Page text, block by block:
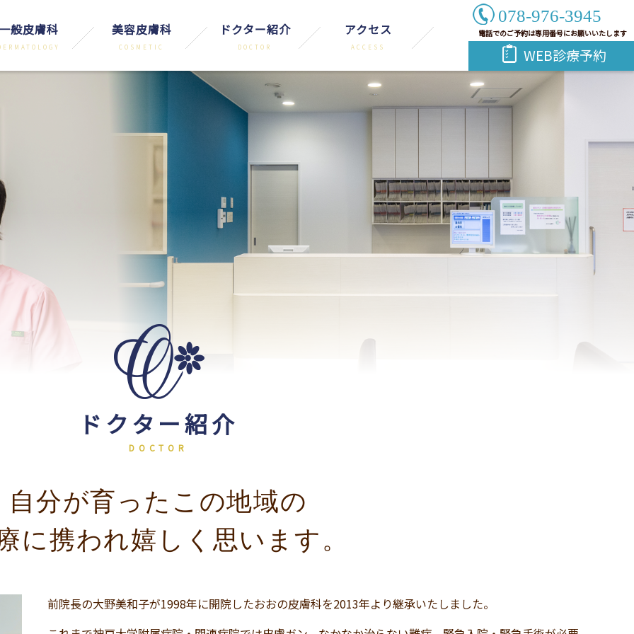
般皮膚科 美容皮膚科 ドクター紹介 アクセス
078-976-3945
電話でのご予約は専用番号にお願いいたします
WEB診療予約
ドクター紹介
自分が育ったこの地域の
に携われ嬉しく思います。
前院長の大野美和子が1998年に開院したおおの皮膚科を2013年より継承いたしました。